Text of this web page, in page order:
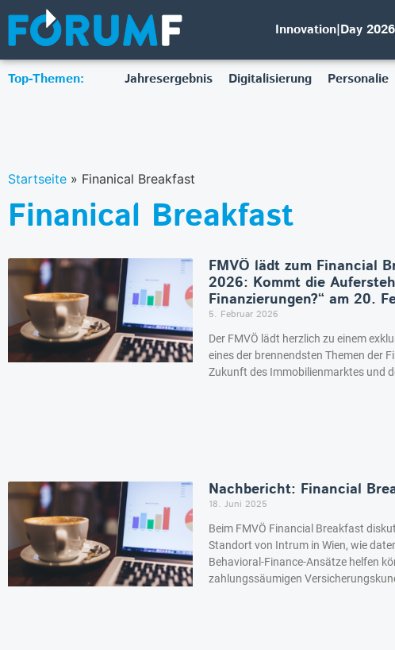
Innovation|Day 2026
Top-Themen: Jahresergebnis Digitalisierung Personalie
Startseite » Finanical Breakfast
Finanical Breakfast
FMVÖ lädt zum Financial
2026: Kommt die
Finanzierungen?“ am 20.
5. Februar 2026
Der FMVÖ lädt herzlich zu einem
eines der brennendsten Themen der
Zukunft des Immobilienmarktes und
Nachbericht: Financial
18. Juni 2025
Beim FMVÖ Financial Breakfast
Standort von Intrum in Wien, wie
Behavioral-Finance-Ansätze helfen
zahlungssäumigen